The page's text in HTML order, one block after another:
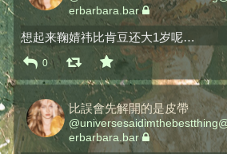
erbarbara.bar
想起来鞠婧祎比肯豆还大1岁呢…
0
比誤會先解開的是皮帶
@
erbarbara.bar